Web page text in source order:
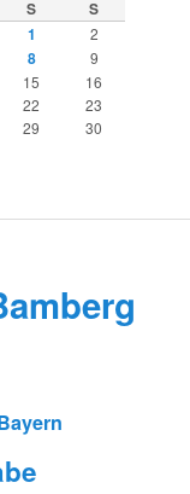
S
S
1
2
8
9
15
16
22
23
29
30